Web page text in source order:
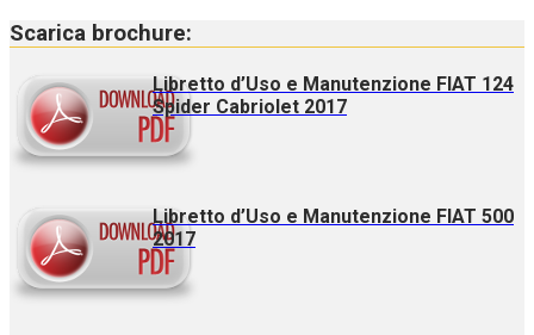
Scarica brochure:
Libretto d’Uso e Manutenzione FIAT 124
Spider Cabriolet 2017
Libretto d’Uso e Manutenzione FIAT 500
2017